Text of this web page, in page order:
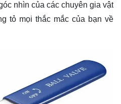
nhìn của các chuyên gia vật
tỏ mọi thắc mắc của bạn về